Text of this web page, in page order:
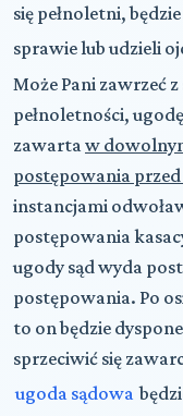
się pełnoletni,
sprawie lub udzieli
Może Pani zawrzeć
pełnoletności,
zawarta w
postępowania
instancjami
postępowania
ugody sąd wyda
postępowania. Po
to on będzie
sprzeciwić się
ugoda sądowa